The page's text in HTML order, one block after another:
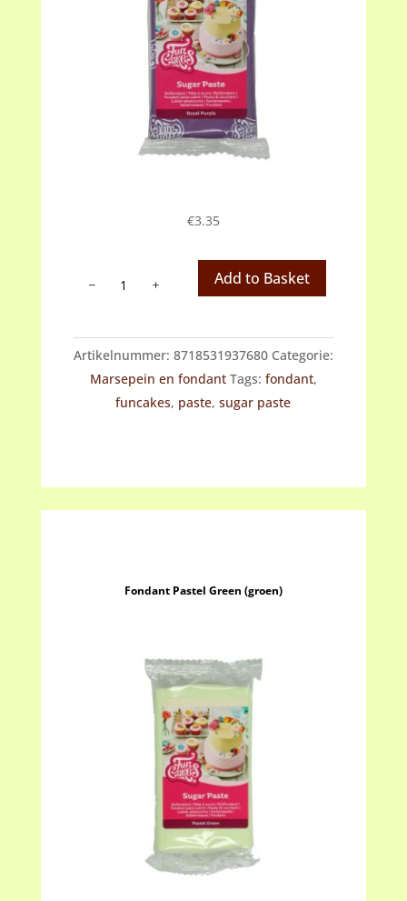
€3.35
purple)
aantal
Add to Basket
Artikelnummer: 8718531937680 Categorie:
Marsepein en fondant Tags: fondant,
funcakes, paste,sugar paste
Fondant Pastel Green (groen)